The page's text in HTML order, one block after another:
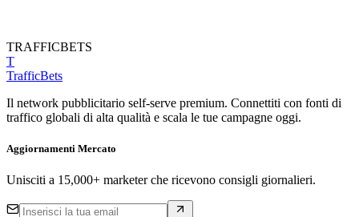
TRAFFICBETS
T
TrafficBets
Il network pubblicitario self-serve premium. Connettiti con fonti di
traffico globali di alta qualità e scala le tue campagne oggi.
Aggiornamenti Mercato
Unisciti a 15,000+ marketer che ricevono consigli giornalieri.